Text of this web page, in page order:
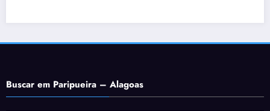
Buscar em Paripueira – Alagoas